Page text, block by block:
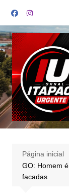
para
o
conteúdo
Página inicial
GO: Homem
facadas